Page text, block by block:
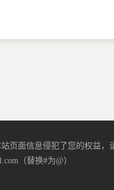
页面信息侵犯了您的权益
（替换#为@）